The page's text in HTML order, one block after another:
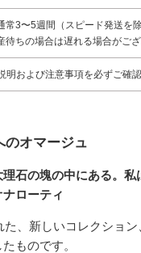
常3〜5週間（スピード発送を
待ちの場合は遅れる場合がござ
および注意事項を必ずご確認
のオマージュ
石の塊の中にある。私
ローティ
た、新しいコレクショ
ものです。